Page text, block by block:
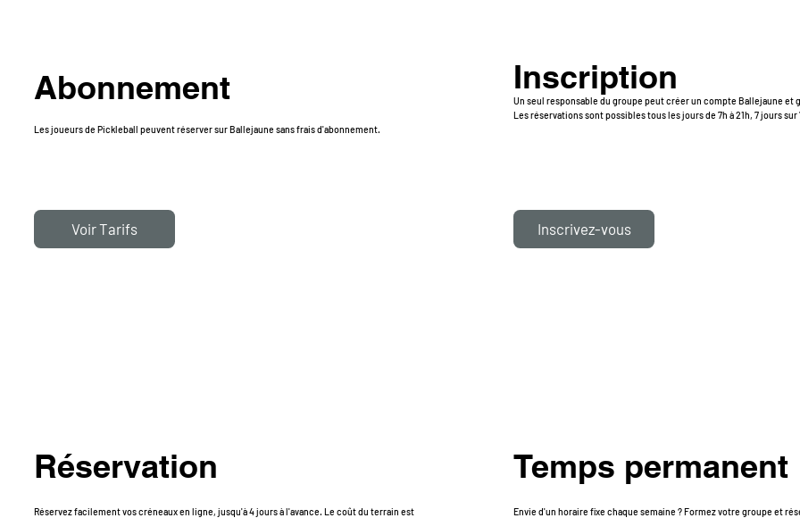
Abonnement
Les joueurs de Pickleball peuvent réserver sur Ballejaune sans frais d'abonnement.
Voir Tarifs
Inscription
Un seul responsable du groupe peut créer un compte Ballejaune et
Les réservations sont possibles tous les jours de 7h à 21h, 7 jours sur
Inscrivez-vous
Réservation
Réservez facilement vos créneaux en ligne, jusqu'à 4 jours à l'avance. Le coût du terrain est
Temps permanent
Envie d'un horaire fixe chaque semaine ? Formez votre groupe et